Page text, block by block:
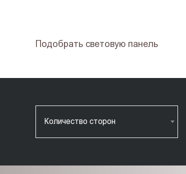
Подобрать световую панель
Количество сторон